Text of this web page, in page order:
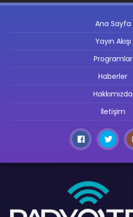
Ana Sayfa
Yayın Akışı
Programlar
Haberler
Hakkımızda
İletişim